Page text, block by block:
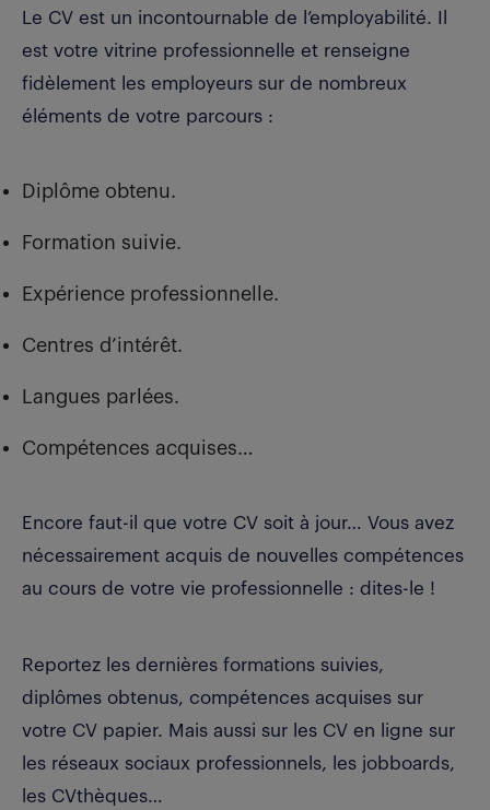
Le CV est un incontournable de l’employabilité. Il
est votre vitrine professionnelle et renseigne
fidèlement les employeurs sur de nombreux
éléments de votre parcours :
Diplôme obtenu.
Formation suivie.
Expérience professionnelle.
Centres d’intérêt.
Langues parlées.
Compétences acquises…
Encore faut-il que votre CV soit à jour… Vous avez
nécessairement acquis de nouvelles compétences
au cours de votre vie professionnelle : dites-le !
Reportez les dernières formations suivies,
diplômes obtenus, compétences acquises sur
votre CV papier. Mais aussi sur les CV en ligne sur
les réseaux sociaux professionnels, les jobboards,
les CVthèques…